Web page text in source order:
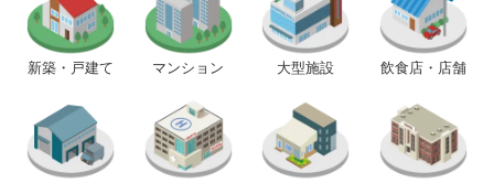
新築・戸建て マンション 大型施設 飲食店・店舗